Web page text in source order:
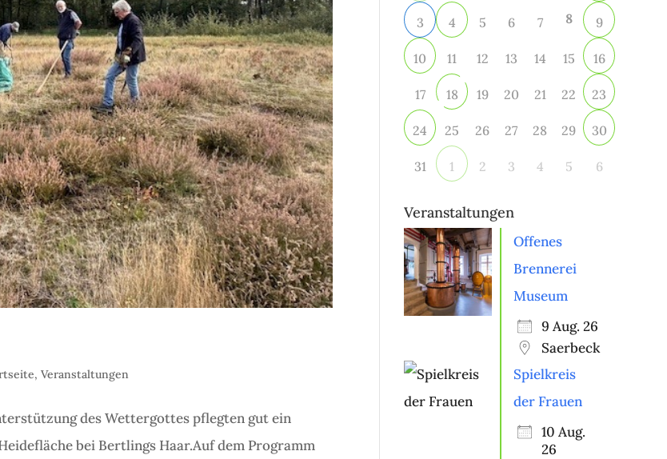
,Veranstaltungen
des Wettergottes pflegten gut ein
bei Bertlings Haar.Auf dem Programm
3 4 5 6 7 8 9
10 11 12 13 14 15 16
17 18 19 20 21 22 23
24 25 26 27 28 29 30
31 1 2 3 4 5 6
Veranstaltungen
Offenes
Brennerei
Museum
9 Aug. 26
Saerbeck
Spielkreis
der Frauen
10 Aug.
26